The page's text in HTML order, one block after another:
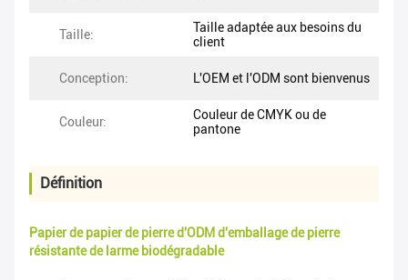
Taille:
Taille adaptée aux besoins du
client
Conception: L'OEM et l'ODM sont bienvenus
Couleur:
Couleur de CMYK ou de
pantone
Définition
Papier de papier de pierre d'ODM d'emballage de pierre
résistante de larme biodégradable